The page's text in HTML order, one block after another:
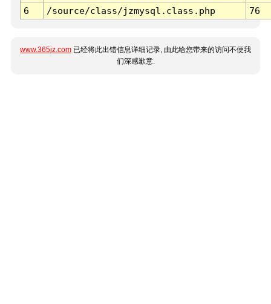
6
/source/class/jzmysql.class.php 76
www.365jz.com 已经将此出错信息详细记录, 由此给您带来的访问不便我
们深感歉意.